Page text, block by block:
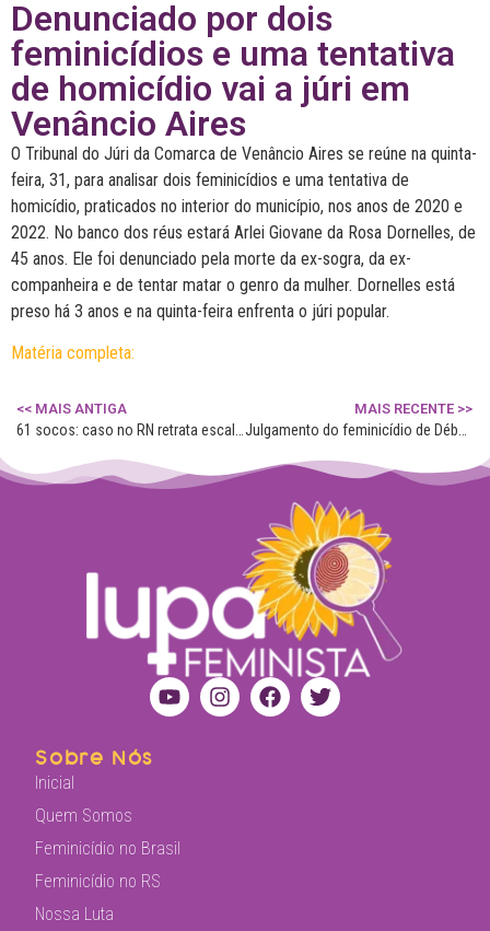
Denunciado por dois
feminicídios e uma tentativa
de homicídio vai a júri em
Venâncio Aires
O Tribunal do Júri da Comarca de Venâncio Aires se reúne na quinta-
feira, 31, para analisar dois feminicídios e uma tentativa de
homicídio, praticados no interior do município, nos anos de 2020 e
2022. No banco dos réus estará Arlei Giovane da Rosa Dornelles, de
45 anos. Ele foi denunciado pela morte da ex-sogra, da ex-
companheira e de tentar matar o genro da mulher. Dornelles está
preso há 3 anos e na quinta-feira enfrenta o júri popular.
Matéria completa:
<< MAIS ANTIGA
61 socos: caso no RN retrata escalada da violência contra mulheres
MAIS RECENTE >>
Julgamento do feminicídio de Débora Moraes será em 7 de agosto, data simbólica da Lei Maria da Penha
Sobre Nós
Inicial
Quem Somos
Feminicídio no Brasil
Feminicídio no RS
Nossa Luta